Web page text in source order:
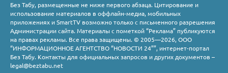
Без Табу, размещенные не ниже первого абзаца. Цитирование и
использование материалов в оффлайн-медиа, мобильных
приложениях и SmartTV возможно только с письменного разрешения
Администрации сайта. Материалы с пометкой “Реклама” публикуются
на правах рекламы. Все права защищены. © 2005—2026, ООО
“ИНФОРМАЦИОННОЕ АГЕНТСТВО “НОВОСТИ 24””, интернет-портал
Без Табу. Контакты для официальных запросов и других документов –
legal@beztabu.net